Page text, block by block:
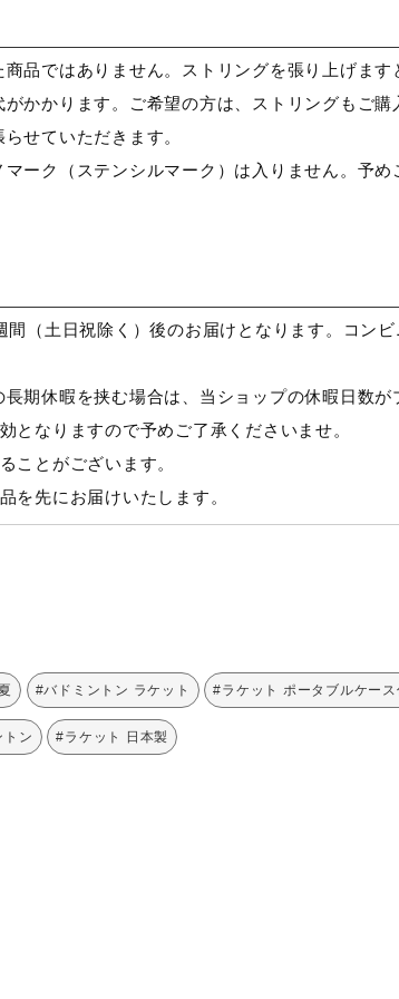
×横21本
品ではありません。ストリングを張り上げます
かかります。ご希望の方は、ストリングもご
せていただきます。
ーク（ステンシルマーク）は入りません。予め
（土日祝除く）後のお届けとなります。コン
期休暇を挟む場合は、当ショップの休暇日数が
となりますので予めご了承くださいませ。
ことがございます。
を先にお届けいたします。
#バドミントン ラケット #ラケット ポータブルケース
トン #ラケット 日本製